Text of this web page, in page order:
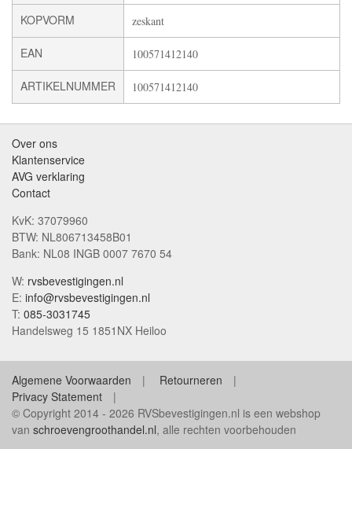
KOPVORM zeskant
EAN 100571412140
ARTIKELNUMMER 100571412140
Over ons
Klantenservice
AVG verklaring
Contact
KvK: 37079960
BTW: NL806713458B01
Bank: NL08 INGB 0007 7670 54
W: rvsbevestigingen.nl
E: info@rvsbevestigingen.nl
T: 085-3031745
Handelsweg 15 1851NX Heiloo
Algemene Voorwaarden
Retourneren
Privacy Statement
© Copyright 2014 - 2026 RVSbevestigingen.nl is een webshop
van schroevengroothandel.nl, alle rechten voorbehouden